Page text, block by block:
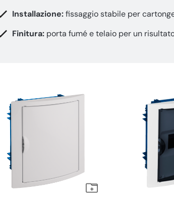
Installazione:fissaggio stabile per
Finitura: porta fumé e telaio per un